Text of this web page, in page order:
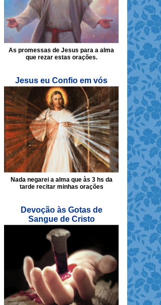
As promessas de Jesus para a alma
que rezar estas orações.
Jesus eu Confio em vós
Nada negarei a alma que às 3 hs da
tarde recitar minhas orações
Devoção às Gotas de
Sangue de Cristo